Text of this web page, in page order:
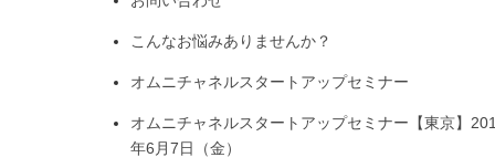
こんなお悩みありませんか？
オムニチャネルスタートアップセミナー
オムニチャネルスタートアップセミナー【東京】
年6月7日（金）